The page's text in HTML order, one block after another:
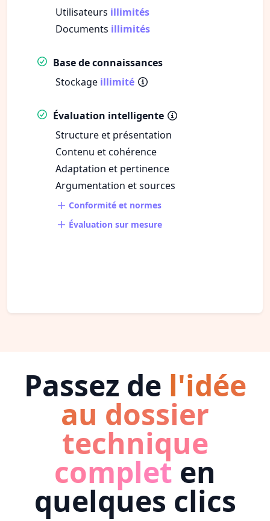
Utilisateurs illimités
Documents illimités
Base de connaissances
Stockage illimité
Évaluation intelligente
Structure et présentation
Contenu et cohérence
Adaptation et pertinence
Argumentation et sources
Conformité et normes
Évaluation sur mesure
Passez de l'idée
au dossier
technique
complet en
quelques clics